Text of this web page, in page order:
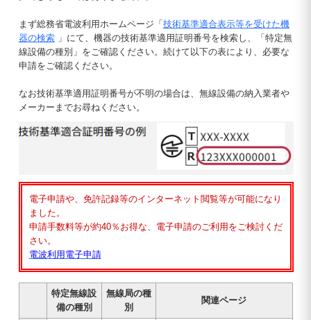
まず総務省電波利用ホームページ「 技術基準適合表示等を受けた機
器の検索」にて、機器の技術基準適用証明番号を検索し、「特定無
線設備の種別」をご確認ください。続けて以下の表により、必要な
申請をご確認ください。
なお技術基準適用証明番号が不明の場合は、無線設備の納入業者や
メーカーまでお尋ねください。
電子申請や、免許記録等のインターネット閲覧等が可能になり
ました。
申請手数料等が約40％お得な、電子申請のご利用をご検討くだ
さい。
電波利用電子申請
特定無線設
備の種別
無線局の種
別
関連ページ